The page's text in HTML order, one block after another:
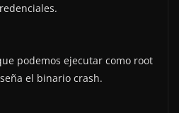
podemos ejecutar como root
el binario crash.